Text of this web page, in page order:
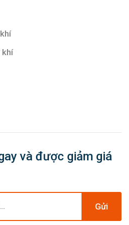
khí
và được giảm giá
Gửi